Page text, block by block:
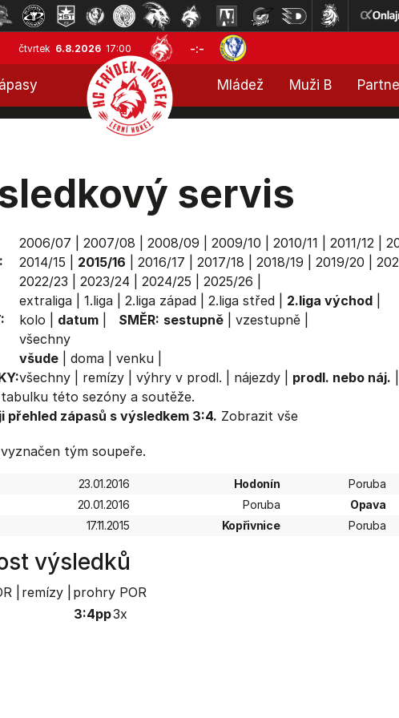
čtvrtek 6.8.2026 17:00 -:-
Mládež Muži B
servis
2006/07 2007/08 2008/09 2009/10 2010/11 2011/12|
2014/15
2015/16 2016/17 2017/18 2018/19 2019/20
2022/23
2023/24 2024/25 2025/26
extraliga| 1.liga| 2.liga západ| 2.liga střed| 2.liga východ|
kolo datum| SMĚR: sestupně| vzestupně|
všechny
všude| doma| venku|
všechny| remízy| výhry v prodl. nájezdy| prodl. nebo náj.
tabulkutéto sezóny a soutěže.
přehled zápasů s výsledkem 3:4. Zobrazit vše
tým soupeře.
23.01.2016 Hodonín Poruba
20.01.2016 Poruba Opava
17.11.2015 Kopřivnice Poruba
výsledků
| remízy |
prohry POR
3:4pp3x